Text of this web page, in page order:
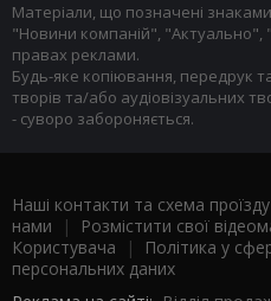
Матеріали, що позначені
"Новини компаній", "Актуально",
правах реклами.
Будь-яке копіювання, передрук
творів та/або аудіовізуальних
- суворо забороняється.
Наші контакти та схема проїзду
нами | Розмістити свої
Користувача |
Політика у
персональних даних